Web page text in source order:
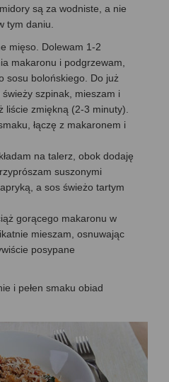
są za wodniste, a nie
tym daniu.
mięso. Dolewam 1-2
makaronu i podgrzewam,
sosu bolońskiego. Do już
szpinak, mieszam i
liście zmiękną (2-3 minuty).
łączę z makaronem i
na talerz, obok dodaję
suszonymi
a sos świeżo tartym
gorącego makaronu w
mieszam, osnuwając
posypane
i pełen smaku obiad